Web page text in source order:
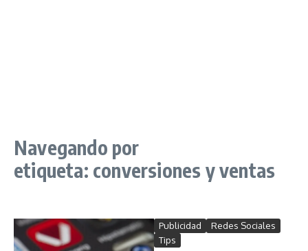
Navegando por
etiqueta: conversiones y ventas
Publicidad
Redes Sociales
Tips